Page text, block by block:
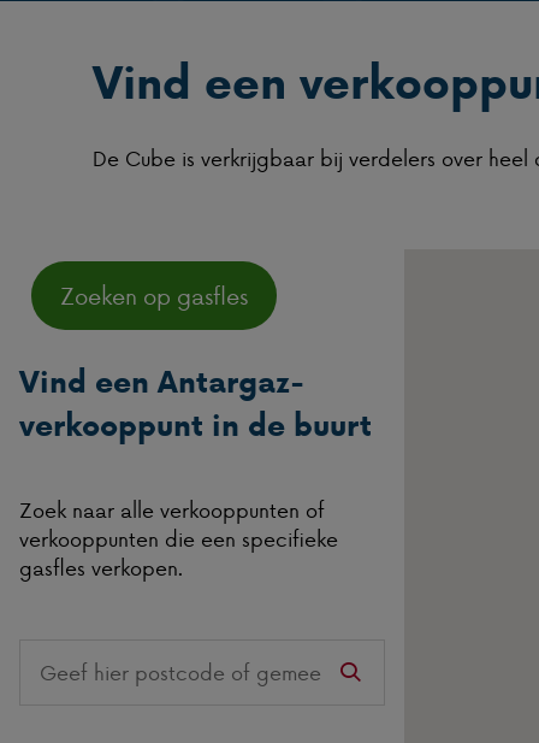
Vind een
De Cube is verkrijgbaar bij verdelers over
Zoeken op gasfles
Vind een Antargaz-
verkooppunt in de buurt
Zoek naar alle verkooppunten of
verkooppunten die een specifieke
gasfles verkopen.
on